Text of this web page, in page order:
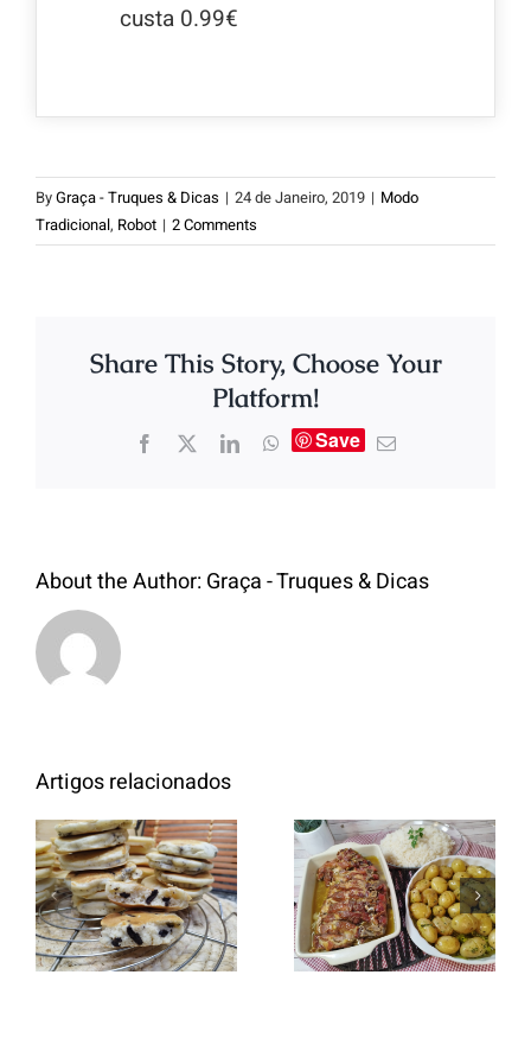
custa 0.99€
ByGraça - Truques & Dicas | 24 de Janeiro, 2019 | Modo
Tradicional, Robot | 2 Comments
Share This Story, Choose Your
Platform!
Save
About the Author:Graça - Truques & Dicas
Artigos relacionados
Panquecas
com Oreo
Entrecosto
italiano c/
batata a
murro e